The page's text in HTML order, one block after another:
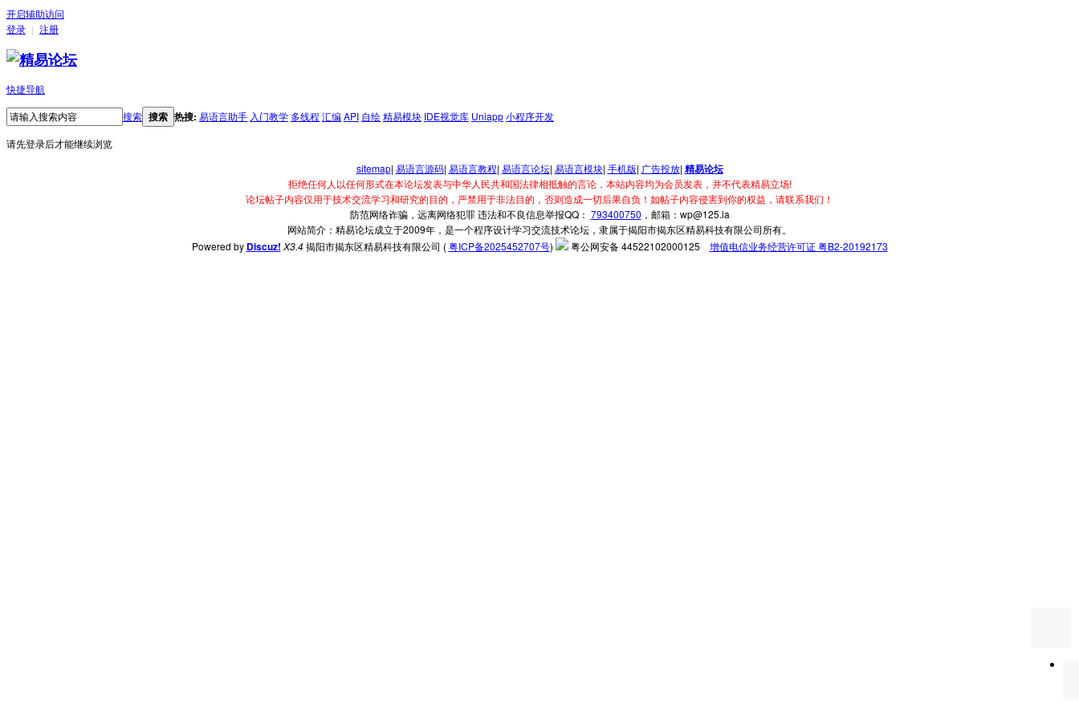
开启辅助访问
登录 | 注册
快捷导航
搜索 搜索 热搜: 易语言助手 入门教学 多线程 汇编API 自绘精易模块 IDE视觉库 Uniapp小程序开发
请先登录后才能继续浏览
sitemap| 易语言源码| 易语言教程| 易语言论坛| 易语言模块| 手机版| 广告投放| 精易论坛
拒绝任何人以任何形式在本论坛发表与中华人民共和国法律相抵触的言论，本站内容均为会员发表，并不代表精易立场!
论坛帖子内容仅用于技术交流学习和研究的目的，严禁用于非法目的，否则造成一切后果自负！如帖子内容侵害到你的权益，请联系我们！
防范网络诈骗，远离网络犯罪 违法和不良信息举报QQ： 793400750 ，邮箱：wp@125.la
网站简介：精易论坛成立于2009年，是一个程序设计学习交流技术论坛，隶属于揭阳市揭东区精易科技有限公司所有。
Powered by Discuz! X3.4揭阳市揭东区精易科技有限公司 (粤ICP备2025452707号) 粤公网安备 44522102000125 增值电信业务经营许可证 粤B2-20192173